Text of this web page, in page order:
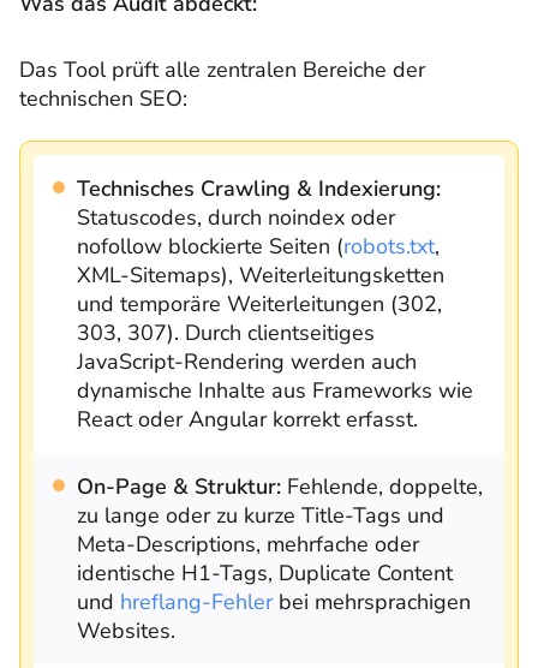
Das Tool prüft alle zentralen Bereiche der
technischen SEO:
Technisches Crawling & Indexierung:
Statuscodes, durch noindex oder
nofollow blockierte Seiten (robots.txt,
XML-Sitemaps), Weiterleitungsketten
und temporäre Weiterleitungen (302,
303, 307). Durch clientseitiges
JavaScript-Rendering werden auch
dynamische Inhalte aus Frameworks wie
React oder Angular korrekt erfasst.
On-Page & Struktur: Fehlende, doppelte,
zu lange oder zu kurze Title-Tags und
Meta-Descriptions, mehrfache oder
identische H1-Tags, Duplicate Content
und hreflang-Fehlerbei mehrsprachigen
Websites.